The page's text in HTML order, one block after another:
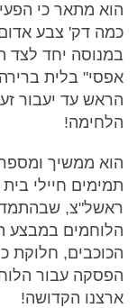
הוא מתאר כי
במנוסה יחד לצד
אפסי" בלית
הראש עד יעבור
הלחימה!
הוא ממשיך
תמימים חיילי
ראשל"צ,
הלוחמים במבצע
הכוכבים, חלוקת
הפסקה עבור
ארצנו הקדושה!